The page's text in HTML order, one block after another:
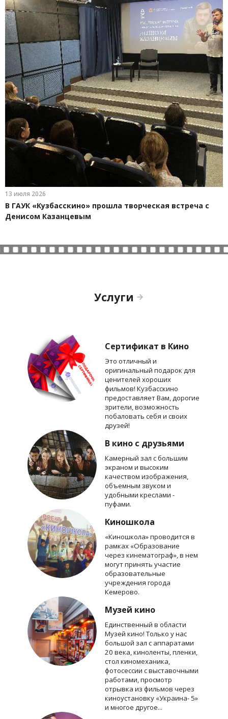
13 июля 2026
В ГАУК «Кузбасскино» прошла творческая встреча с
Денисом Казанцевым
Услуги
Сертификат в Кино
Это отличный и
оригинальный подарок для
ценителей хороших
фильмов! Кузбасскино
предоставляет Вам, дорогие
зрители, возможность
побаловать себя и своих
друзей!
В кино с друзьями
Камерный зал с большим
экраном и высоким
качеством изображения,
объемным звуком и
удобными креслами -
пуфами.
Киношкола
«Киношкола» проводится в
рамках «Образование
через кинематограф», в нем
могут принять участие
образовательные
учреждения города
Кемерово.
Музей кино
Единственный в области
Музей кино! Только у нас
большой зал с аппаратами
20 века, киноленты, пленки,
стол киномеханика,
фотосессии с выставочными
работами, просмотр
отрывка из фильмов через
киноустановку «Украина- 5»
и многое другое...